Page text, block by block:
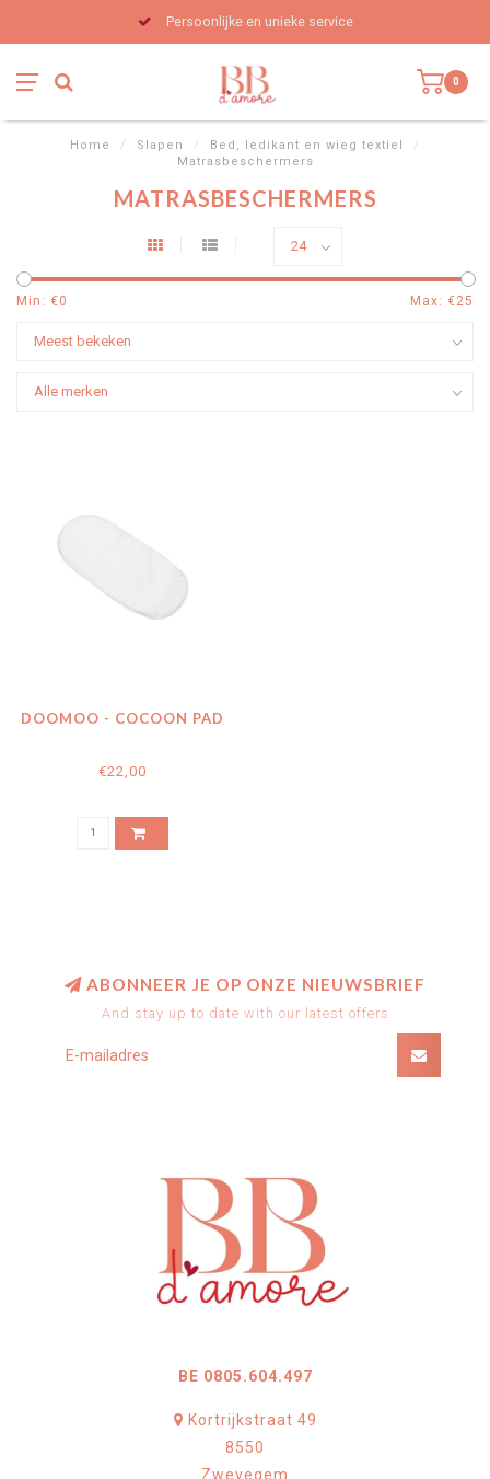
Persoonlijke en unieke service
0
Home / Slapen / Bed, ledikant en wieg textiel
/
Matrasbeschermers
MATRASBESCHERMERS
Min: €0 Max: €25
DOOMOO - COCOON PAD
€22,00
ABONNEER JE OP ONZE NIEUWSBRIEF
And stay up to date with our latest offers
BE 0805.604.497
Kortrijkstraat 49
8550
Zwevegem